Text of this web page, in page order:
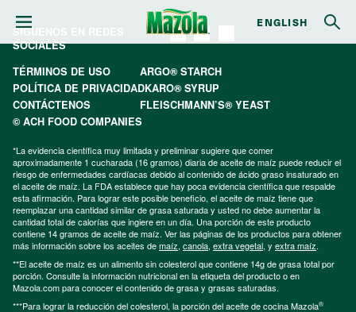
ENGLISH
SÍGUENOS EN REDES
SOCIALES
TÉRMINOS DE USO
ARGO® STARCH
POLÍTICA DE PRIVACIDADKARO® SYRUP
CONTÁCTENOS
FLEISCHMANN’S® YEAST
© ACH FOOD COMPANIES
*La evidencia científica muy limitada y preliminar sugiere que comer
aproximadamente 1 cucharada (16 gramos) diaria de aceite de maíz puede reducir el
riesgo de enfermedades cardíacas debido al contenido de ácido graso insaturado en
el aceite de maíz. La FDA establece que hay poca evidencia científica que respalde
esta afirmación. Para lograr este posible beneficio, el aceite de maíz tiene que
reemplazar una cantidad similar de grasa saturada y usted no debe aumentar la
cantidad total de calorías que ingiere en un día. Una porción de este producto
contiene 14 gramos de aceite de maíz. Ver las páginas de los productos para obtener
más información sobre los aceites demaíz, canola, extra vegetal, y extra maíz.
**El aceite de maíz es un alimento sin colesterol que contiene 14g de grasa total por
porción. Consulte la información nutricional en la etiqueta del producto o en
Mazola.com para conocer el contenido de grasa y grasas saturadas.
***Para lograr la reducción del colesterol, la porción del aceite de cocina Mazola®